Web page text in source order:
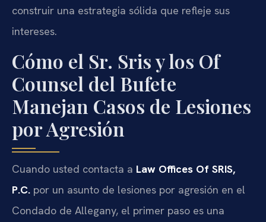
construir una estrategia sólida que refleje sus
intereses.
Cómo el Sr. Sris y los Of
Counsel del Bufete
Manejan Casos de Lesiones
por Agresión
Cuando usted contacta a Law Offices Of SRIS,
P.C. por un asunto de lesiones por agresión en el
Condado de Allegany, el primer paso es una